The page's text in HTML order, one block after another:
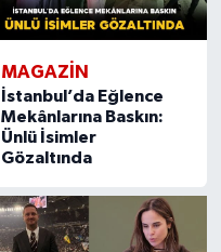
MAGAZIN
İstanbul’da Eğlence
Mekânlarına Baskın:
Ünlü İsimler
Gözaltında